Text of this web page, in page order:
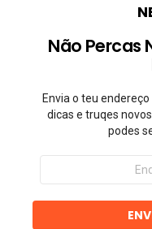
Não Percas
Envia o teu
dicas e truqes
podes
Endereço
email